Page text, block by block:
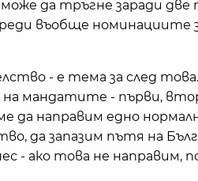
да тръгне заради две
въобще номинациите
- е тема за след това.
мандатите - първи,
да направим едно
да запазим пътя на
- ако това не направим,